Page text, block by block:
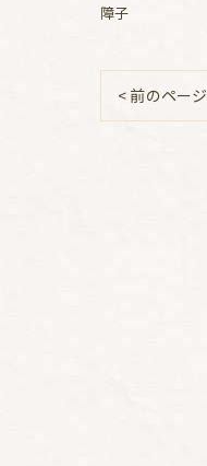
障子
< 前のページ